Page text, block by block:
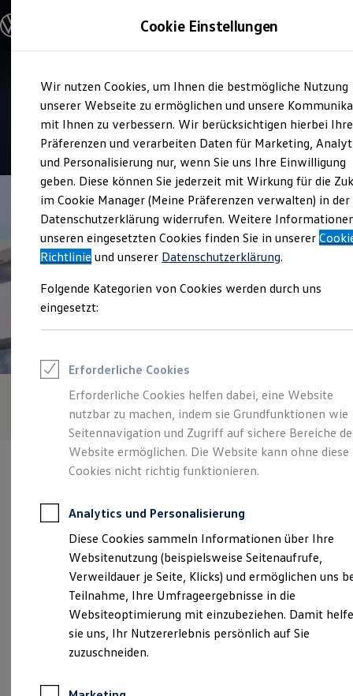
Hauptinhalt
springen
Footer
springen
Modelle und Konfigurator
Modelle vergleichen
Elektroautos
ENERGY Sondermodelle
Nutzfahrzeuge
SUV und CUV
Familienautos
Kombis
Kompaktwagen
Sportwagen
Schnell verfügbare Fahrzeuge
Angebote und Produkte
Aktuelle Angebote
E-Auto-Förderung
Volkswagen Marktplatz
Junge Gebrauchtwagen und Gebrauchtwagen
Volkswagen Zertifizierte Gebrauchtwagen
Zubehör- und Serviceangebote
Leasing
Leasing-Angebote
Gebrauchtwagen Leasing
Junge Gebrauchtwagen-Leasing
Elektroauto Leasing
Kleinwagen-Leasing
Leasing ohne Anzahlung
Finanzierung
Kfz-Versicherung
Restschuldversicherungen
Garantien
Wartungsverträge
Geschäftskunden
Professional Class bei Volkswagen
Großkunden
Behörden
Direktkunden
Sonderfahrzeuge
Anpfiff zum Gewinn
Elektroautos
Service
Autohaus in Schönberg
4.8| 30 Bewertungen
Verantwortlich für die Inhalte auf dieser Seite ist die Autohaus in
Schönberg GmbH (Impressum & Rechtliches)
Ratjendorfer Weg 5 - 7, 24217 Schönberg
Montag
Cookie Einstellungen
Wir nutzen Cookies, um Ihnen die bestmögliche Nutzung
unserer Webseite zu ermöglichen und unsere
mit Ihnen zu verbessern. Wir berücksichtigen hierbei Ihre
Präferenzen und verarbeiten Daten für Marketing,
und Personalisierung nur, wenn Sie uns Ihre Einwilligung
geben. Diese können Sie jederzeit mit Wirkung für die
im Cookie Manager (Meine Präferenzen verwalten) in der
Datenschutzerklärung widerrufen. Weitere
unseren eingesetzten Cookies finden Sie in unserer
Richtlinie und unserer Datenschutzerklärung.
Folgende Kategorien von Cookies werden durch uns
eingesetzt:
Erforderliche Cookies
Erforderliche Cookies helfen dabei, eine Website
nutzbar zu machen, indem sie Grundfunktionen wie
Seitennavigation und Zugriff auf sichere Bereiche
Website ermöglichen. Die Website kann ohne diese
Cookies nicht richtig funktionieren.
Analytics und Personalisierung
Diese Cookies sammeln Informationen über Ihre
Websitenutzung (beispielsweise Seitenaufrufe,
Verweildauer je Seite, Klicks) und ermöglichen uns
Teilnahme, Ihre Umfrageergebnisse in die
Websiteoptimierung mit einzubeziehen. Damit
sie uns, Ihr Nutzererlebnis persönlich auf Sie
zuzuschneiden.